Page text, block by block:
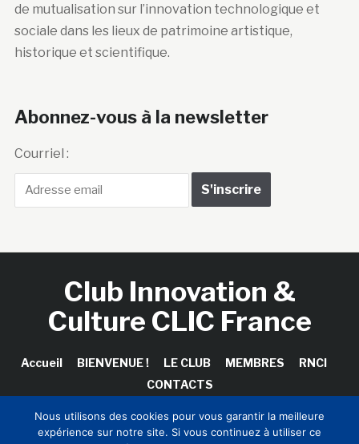
de mutualisation sur l’innovation technologique et
sociale dans les lieux de patrimoine artistique,
historique et scientifique.
Abonnez-vous à la newsletter
Courriel :
Club Innovation &
Culture CLIC France
Accueil BIENVENUE ! LE CLUB MEMBRES
RNCI
CONTACTS
Nous utilisons des cookies pour vous garantir la meilleure
expérience sur notre site. Si vous continuez à utiliser ce